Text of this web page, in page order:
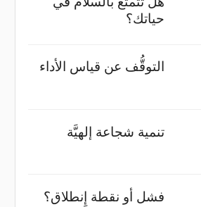
حياتك؟
التوقُّف عن قياس الأداء
تنمية شجاعة إلهيَّة
فشل أو نقطة إِنطلاق؟